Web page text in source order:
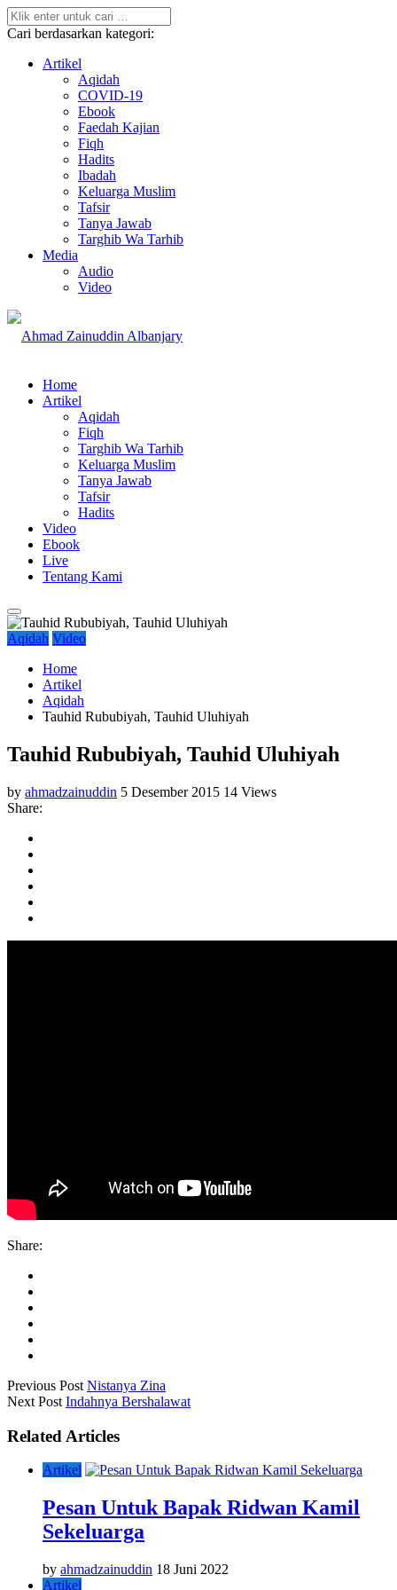
Cari berdasarkan kategori:
Artikel
Aqidah
COVID-19
Ebook
Faedah Kajian
Fiqh
Hadits
Ibadah
Keluarga Muslim
Tafsir
Tanya Jawab
Targhib Wa Tarhib
Media
Audio
Video
Home
Artikel
Aqidah
Fiqh
Targhib Wa Tarhib
Keluarga Muslim
Tanya Jawab
Tafsir
Hadits
Video
Ebook
Live
Tentang Kami
Aqidah Video
Home
Artikel
Aqidah
Tauhid Rububiyah, Tauhid Uluhiyah
Tauhid Rububiyah, Tauhid Uluhiyah
by ahmadzainuddin 5 Desember 2015 14 Views
Share:
Share:
Previous Post Nistanya Zina
Next Post Indahnya Bershalawat
Related Articles
Artikel
Pesan Untuk Bapak Ridwan Kamil
Sekeluarga
by ahmadzainuddin 18 Juni 2022
Artikel